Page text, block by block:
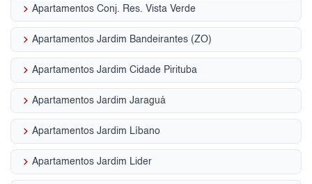
keyboard_arrow_right Apartamentos Conj. Res. Vista Verde
keyboard_arrow_right Apartamentos Jardim Bandeirantes (ZO)
keyboard_arrow_right Apartamentos Jardim Cidade Pirituba
keyboard_arrow_right Apartamentos Jardim Jaraguá
keyboard_arrow_right Apartamentos Jardim Líbano
keyboard_arrow_right Apartamentos Jardim Lider